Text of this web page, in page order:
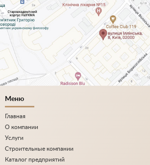
Меню
Главная
О компании
Услуги
Строительные компании
Каталог предприятий